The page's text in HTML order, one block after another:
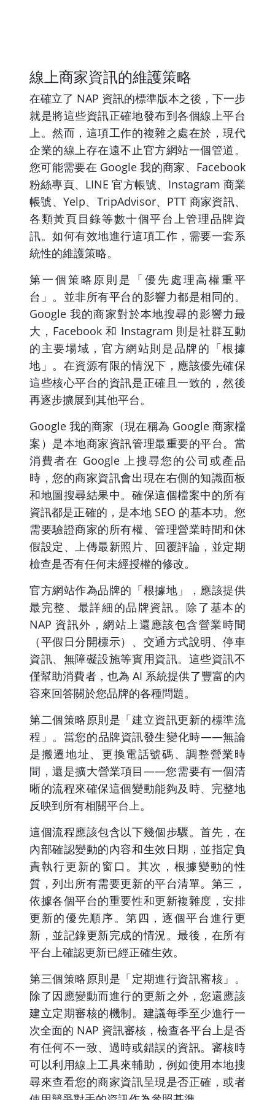
線上商家資訊的維護策略
在確立了 NAP 資訊的標準版本之後，下一步
就是將這些資訊正確地發布到各個線上平台
上。然而，這項工作的複雜之處在於，現代
企業的線上存在遠不止官方網站一個管道。
您可能需要在 Google 我的商家、Facebook
粉絲專頁、LINE 官方帳號、Instagram 商業
帳號、Yelp、TripAdvisor、PTT 商家資訊、
各類黃頁目錄等數十個平台上管理品牌資
訊。如何有效地進行這項工作，需要一套系
統性的維護策略。
第一個策略原則是「優先處理高權重平
台」。並非所有平台的影響力都是相同的。
Google 我的商家對於本地搜尋的影響力最
大，Facebook 和 Instagram 則是社群互動
的主要場域，官方網站則是品牌的「根據
地」。在資源有限的情況下，應該優先確保
這些核心平台的資訊是正確且一致的，然後
再逐步擴展到其他平台。
Google 我的商家（現在稱為 Google 商家檔
案）是本地商家資訊管理最重要的平台。當
消費者在 Google 上搜尋您的公司或產品
時，您的商家資訊會出現在右側的知識面板
和地圖搜尋結果中。確保這個檔案中的所有
資訊都是正確的，是本地 SEO 的基本功。您
需要驗證商家的所有權、管理營業時間和休
假設定、上傳最新照片、回覆評論，並定期
檢查是否有任何未經授權的修改。
官方網站作為品牌的「根據地」，應該提供
最完整、最詳細的品牌資訊。除了基本的
NAP 資訊外，網站上還應該包含營業時間
（平假日分開標示）、交通方式說明、停車
資訊、無障礙設施等實用資訊。這些資訊不
僅幫助消費者，也為 AI 系統提供了豐富的內
容來回答關於您品牌的各種問題。
第二個策略原則是「建立資訊更新的標準流
程」。當您的品牌資訊發生變化時——無論
是搬遷地址、更換電話號碼、調整營業時
間，還是擴大營業項目——您需要有一個清
晰的流程來確保這個變動能夠及時、完整地
反映到所有相關平台上。
這個流程應該包含以下幾個步驟。首先，在
內部確認變動的內容和生效日期，並指定負
責執行更新的窗口。其次，根據變動的性
質，列出所有需要更新的平台清單。第三，
依據各個平台的重要性和更新複雜度，安排
更新的優先順序。第四，逐個平台進行更
新，並記錄更新完成的情況。最後，在所有
平台上確認更新已經正確生效。
第三個策略原則是「定期進行資訊審核」。
除了因應變動而進行的更新之外，您還應該
建立定期審核的機制。建議每季至少進行一
次全面的 NAP 資訊審核，檢查各平台上是否
有任何不一致、過時或錯誤的資訊。審核時
可以利用線上工具來輔助，例如使用本地搜
尋來查看您的商家資訊呈現是否正確，或者